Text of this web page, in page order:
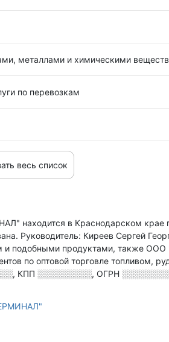
металлами и химическими
по перевозкам
весь список
в Краснодарском крае
Руководитель: Киреев Сергей
и подобными продуктами, также ООО
по оптовой торговле топливом,
, КПП ░░░░░░░░░, ОГРН